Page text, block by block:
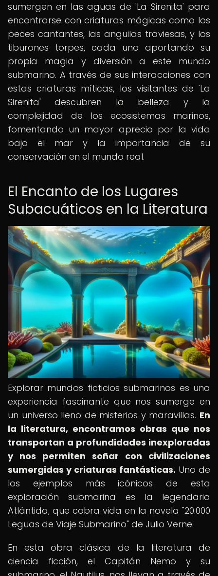
sumergen en las aguas de 'La Sirenita' para
encontrarse con criaturas mágicas como los
peces cantantes, las anguilas traviesas, y los
tiburones torpes, cada uno aportando su
propia magia y diversión a este mundo
submarino. A través de sus interacciones con
estas criaturas míticas, los visitantes de 'La
Sirenita' descubren la belleza y la
complejidad de los ecosistemas marinos,
fomentando un mayor aprecio por la vida
bajo el mar y la importancia de su
conservación en el mundo real.
El Encanto de los Lugares
Subacuáticos en la Literatura
Explorar mundos ficticios submarinos es una
experiencia fascinante que nos sumerge en
un universo lleno de misterios y maravillas. En
la literatura, encontramos obras que nos
transportan a profundidades inexploradas
y nos permiten soñar con civilizaciones
sumergidas y criaturas fantásticas. Uno de
los ejemplos más icónicos de esta
exploración submarina es la legendaria
Atlántida, que cobra vida en la novela "20.000
Leguas de Viaje Submarino" de Julio Verne.
En esta obra clásica de la literatura de
ciencia ficción, el Capitán Nemo y su